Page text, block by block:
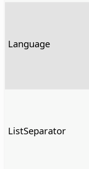
Language
ListSeparator